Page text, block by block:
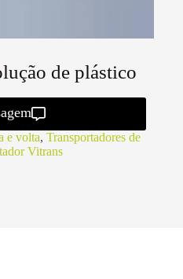
de plástico
e volta, Transportadores de
Vitrans